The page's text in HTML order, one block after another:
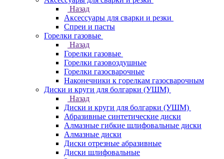
Назад
Аксессуары для сварки и резки
Спреи и пасты
Горелки газовые
Назад
Горелки газовые
Горелки газовоздушные
Горелки газосварочные
Наконечники к горелкам газосварочным
Диски и круги для болгарки (УШМ)
Назад
Диски и круги для болгарки (УШМ)
Абразивные синтетические диски
Алмазные гибкие шлифовальные диски
Алмазные диски
Диски отрезные абразивные
Диски шлифовальные